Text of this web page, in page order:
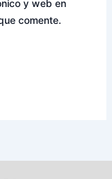
y web en
comente.